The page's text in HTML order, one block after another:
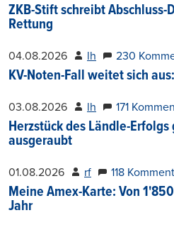
ZKB-Stift schreibt Abschluss-
Rettung
04.08.2026 lh 230
KV-Noten-Fall weitet sich
03.08.2026 lh 171
Herzstück des Ländle-
ausgeraubt
01.08.2026 rf 118
Meine Amex-Karte: Von
Jahr